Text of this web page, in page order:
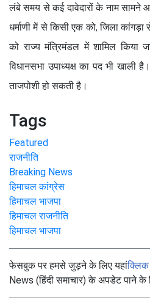
लंबे समय से कई दावेदारों के नाम सामने
धर्माणी में से किसी एक को, जिला कांगड़ा
को राज्य मंत्रिमंडल में शामिल किया
विधानसभा उपाध्यक्ष का पद भी खाली
ताजपोशी हो सकती है।
Tags
Featured
राजनीति
Breaking News
हिमाचल कांग्रेस
हिमाचल भाजपा
हिमाचल राजनीति
हिमाचल भाजपा
फेसबुक पर हमसे जुड़ने के लिए यहांक्लिक
News (हिंदी समाचार) के अपडेट पाने के